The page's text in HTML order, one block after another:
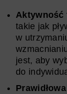
Aktywność
takie jak
w
jest, aby
do